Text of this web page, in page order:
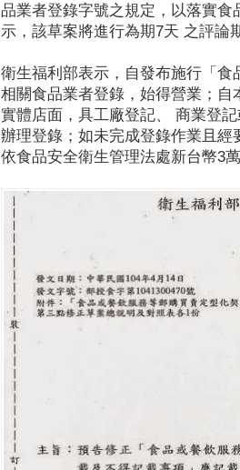
品業者登錄字號之規定，以落實
示，該草案將進行為期7天 之評論
衛生福利部表示，自發布施行「
相關食品業者登錄，始得營業；
實體店面，具工廠登記、 商業登
辦理登錄；如未完成登錄作業且
依食品安全衛生管理法處新台幣3